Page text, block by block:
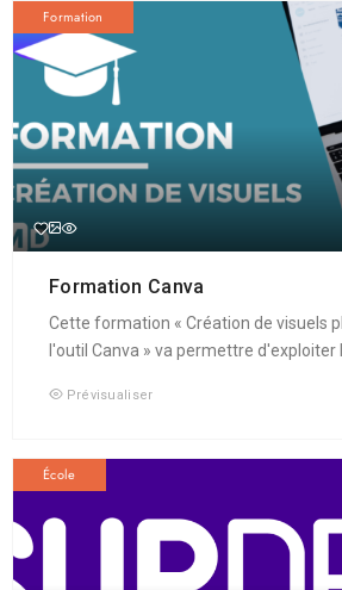
Formation
Formation Canva
Cette formation « Création de visuels
l'outil Canva » va permettre d'exploiter
Prévisualiser
École